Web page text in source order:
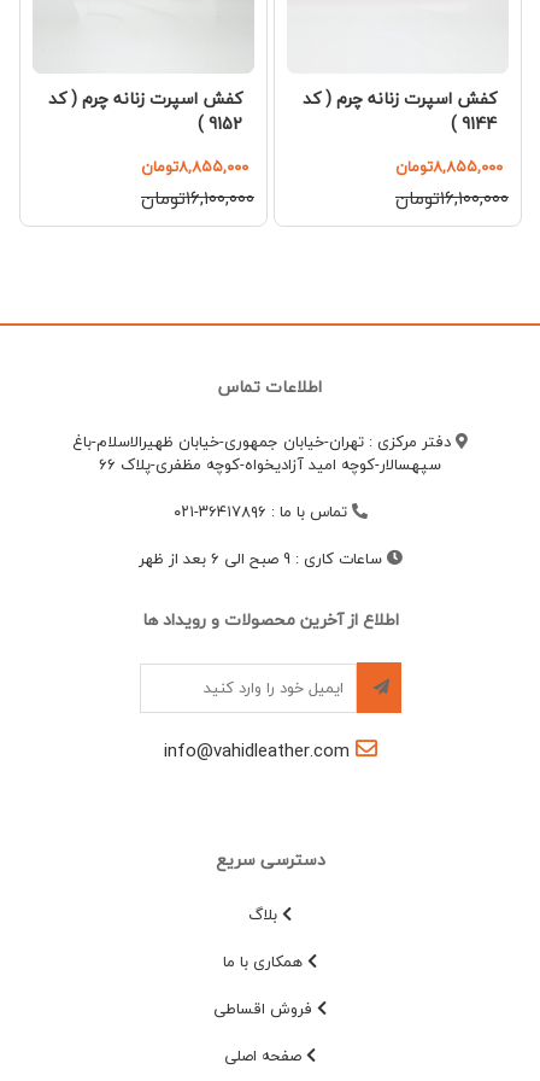
کفش اسپرت زنانه چرم ( کد
9144 )
۸,۸۵۵,۰۰۰تومان
۱۶,۱۰۰,۰۰۰تومان
کفش اسپرت زنانه چرم ( کد
9152 )
۸,۸۵۵,۰۰۰تومان
۱۶,۱۰۰,۰۰۰تومان
اطلاعات تماس
دفتر مرکزی : تهران-خیابان جمهوری-خیابان ظهیرالاسلام-باغ
سپهسالار-کوچه امید آزادیخواه-کوچه مظفری-پلاک 66
تماس با ما : ۳۶۴۱۷۸۹۶-۰۲۱
ساعات کاری : 9 صبح الی 6 بعد از ظهر
اطلاع از آخرین محصولات و رویداد ها
info@vahidleather.com
دسترسی سریع
بلاگ
همکاری با ما
فروش اقساطی
صفحه اصلی